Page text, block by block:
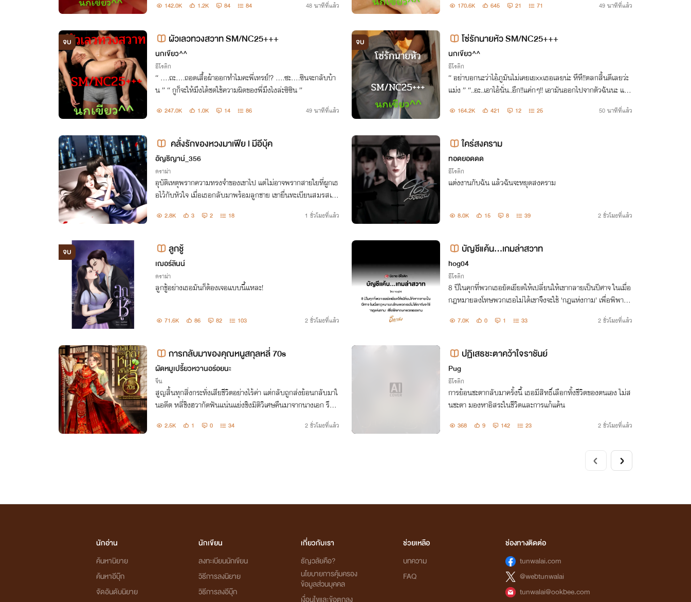
142.0K 1.2K 84 84 48 นาทีที่แล้ว
คนเลยสิวะแพรหอม ”
170.6K 645 21 71 49 นาทีที่แล้ว
จบ ผัวเลวทวงสวาท SM/NC25+++
นกเขียว^^
อีโรติก
“ ….ถะ….ถอดเสื้อผ้าออกทำไมคะพี่เทรย์!? ….ซะ….ซินจะกลับบ้า
น ” “ กูก็จะให้มึงได้ชดใช้ความผิดของพี่มึงไงล่ะซิซิน ”
247.0K 1.0K 14 86 49 นาทีที่แล้ว
จบ โซ่รักนายหัว SM/NC25+++
นกเขียว^^
อีโรติก
“ อย่าบอกนะว่าไอ้ภูมันไม่เคยเยxxเธอเลยน่ะ หึหึ!!ตลกสิ้นดีเลยว่ะ
แม่ง ” “..อะ..เอาไอ้นั่น..อึก!!แค่กๆ!! เอามันออกไปจากตัวฉันนะ แค่ก
นอยู่แ164.2K 421 12 25 50 นาทีที่แล้ว
คลั่งรักของหวงมาเฟีย l มีอีบุ้ค
อัญธิญาน์_356
ดราม่า
อุบัติเหตุพรากความทรงจำของเขาไป แต่ไม่อาจพรากสายใยที่ผูกเธ
อไว้กับหัวใจ เมื่อเธอกลับมาพร้อมลูกชาย เขายื่นทะเบียนสมรสเป็
ป...2.8K 3 2 18 1 ชั่วโมงที่แล้ว
ใคร่สงคราม
ทอดยอดดด
อีโรติก
แต่งงานกับฉัน แล้วฉันจะหยุดสงคราม
8.0K 15 8 39 2 ชั่วโมงที่แล้ว
จบ ลูกชู้
เฌอร์ลินน์
ดราม่า
ลูกชู้อย่างเธอมันก็ต้องเจอแบบนี้แหละ!
71.6K 86 82 103 2 ชั่วโมงที่แล้ว
บัญชี​แค้น...เกมล่าสวาท
hog04
อีโรติก
8 ปีในคุกที่พวกเธอยัดเยียดให้เปลี่ยนให้เขากลายเป็นปีศาจ ในเมื่อ
กฎหมายลงโทษพวกเธอไม่ได้เขาจึงจะใช้ 'กฎแห่งกาม' เพื่อพิพากษ
7.0K 0 1 33 2 ชั่วโมงที่แล้ว
การกลับมาของคุณหนูสกุลหลี่ 70s
ผัดหมูเปรี้ยวหวานอร่อยนะ
จีน
สูญสิ้นทุกสิ่งกระทั่งเสียชีวิตอย่างไร้ค่า แต่กลับถูกส่งย้อนกลับมาใ
นอดีต หลี่ชิงฮวากัดฟันแน่นแย่งชิงมิติวิเศษคืนมาจากนางเอก รีบช่
ธอให้สาสม
2.5K 1 0 34 2 ชั่วโมงที่แล้ว
ปฏิเสธชะตาคว้าใจราชันย์
Pug
อีโรติก
การย้อนชะตากลับมาครั้งนี้ เธอมีสิทธิ์เลือกทั้งชีวิตของตนเอง ไม่ส
นชะตา มองหาอิสระในชีวิตและการแก้แค้น ￼
368 9 142 23 2 ชั่วโมงที่แล้ว
นักอ่าน
ค้นหานิยาย
ค้นหาอีบุ๊ก
จัดอันดับนิยาย
นักเขียน
ลงทะเบียนนักเขียน
วิธีการลงนิยาย
วิธีการลงอีบุ๊ก
เกี่ยวกับเรา
ธัญวลัยคือ?
นโยบายการคุ้มครอง
ข้อมูลส่วนบุคคล
ช่วยเหลือ
บทความ
FAQ
ช่องทางติดต่อ
tunwalai.com
@webtunwalai
tunwalai@ookbee.com